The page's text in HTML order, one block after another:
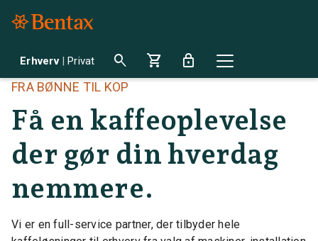
Erhverv | Privat search shopping_cart lock
FRA BØNNE TIL KOP
Få en kaffeoplevelse
der gør din hverdag
nemmere.
Vi er en full-service partner, der tilbyder hele